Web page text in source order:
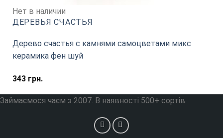
Нет в наличии
ДЕРЕВЬЯ СЧАСТЬЯ
Дерево счастья с камнями самоцветами микс
керамика фен шуй
343грн.
Займаємося чаєм з 2007. В наявності 500+ сортів.